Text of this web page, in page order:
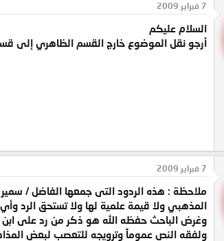
7 فبراير 2009
السلام عليكم
أرجو نقل الموضوع خارج القسم الظاهري إلى
7 فبراير 2009
ملاحظة : هذه الردود التى جمعها الفاضل /
المذهبي ولا قيمة علمية لها ولا تستحق الرد
وغرض الباحث حفظه الله هو ذكر من رد على
ولفقه النص عموماً وترويجه للتعصب لبعض